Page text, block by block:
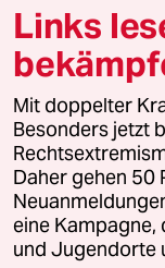
© 2026 taz
Alle Rechte
wenden Sie sich bitte an
Feedback
Leitlinie
Links
Mit doppelter
Besonders jetzt
Daher gehen 50
eine Kampagne,
und Jugendorte